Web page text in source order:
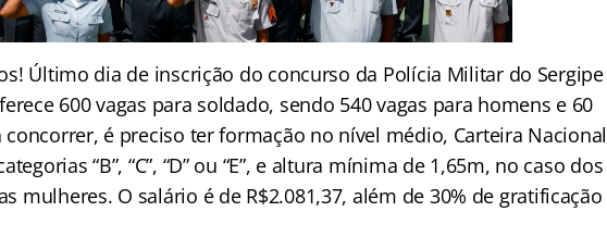
Último dia de inscrição do concurso da Polícia Militar do Sergipe
600 vagas para soldado, sendo 540 vagas para homens e 60
concorrer, é preciso ter formação no nível médio, Carteira Nacional
“B”, “C”, “D” ou “E”, e altura mínima de 1,65m, no caso dos
mulheres. O salário é de R$2.081,37, além de 30% de gratificação